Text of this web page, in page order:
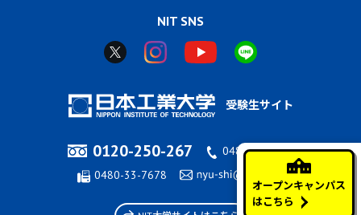
オープンキャンパス
はこちら
NIT SNS
受験生サイト
0120-250-267
0480-33-7676
0480-33-7678